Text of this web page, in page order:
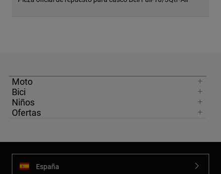
Moto
Bici
Niños
Ofertas
España